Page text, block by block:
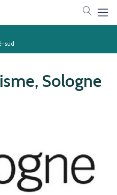
Votre
sud
Sologne